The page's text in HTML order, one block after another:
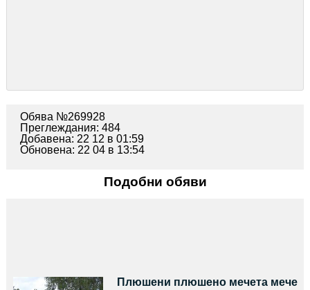
Обява №269928
Преглеждания: 484
Добавена: 22 12 в 01:59
Обновена: 22 04 в 13:54
Подобни обяви
Плюшени плюшено мечета мече